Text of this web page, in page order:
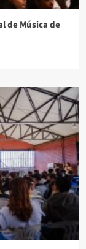
de Música de